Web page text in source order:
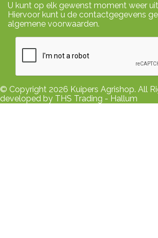
U kunt op elk gewenst moment weer
Hiervoor kunt u de contactgegevens
algemene voorwaarden.
© Copyright 2026 Kuipers Agrishop. All
developed by THS Trading - Hallum